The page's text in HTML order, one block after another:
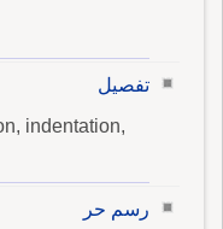
تفصيل
indentation,
رسم حر